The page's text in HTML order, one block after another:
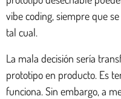
vibe coding, siempre que
tal cual.
La mala decisión sería
prototipo en producto. Es
funciona. Sin embargo, a